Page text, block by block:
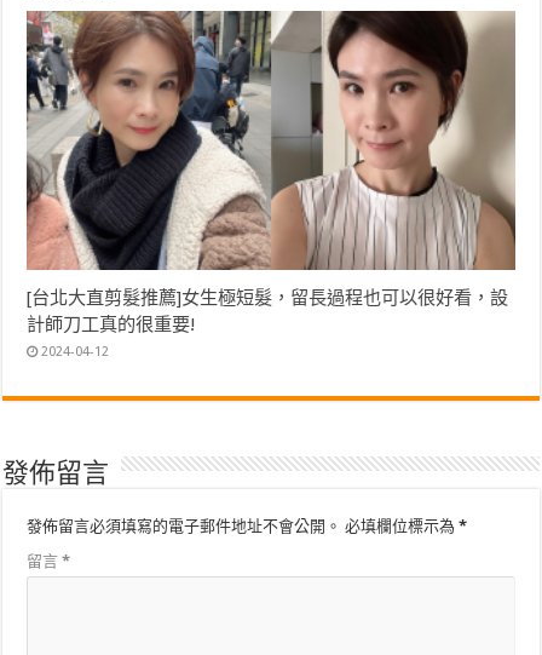
[台北大直剪髮推薦]女生極短髮，留長過程也可以很好看，設
計師刀工真的很重要!
2024-04-12
發佈留言
發佈留言必須填寫的電子郵件地址不會公開。 必填欄位標示為*
留言*